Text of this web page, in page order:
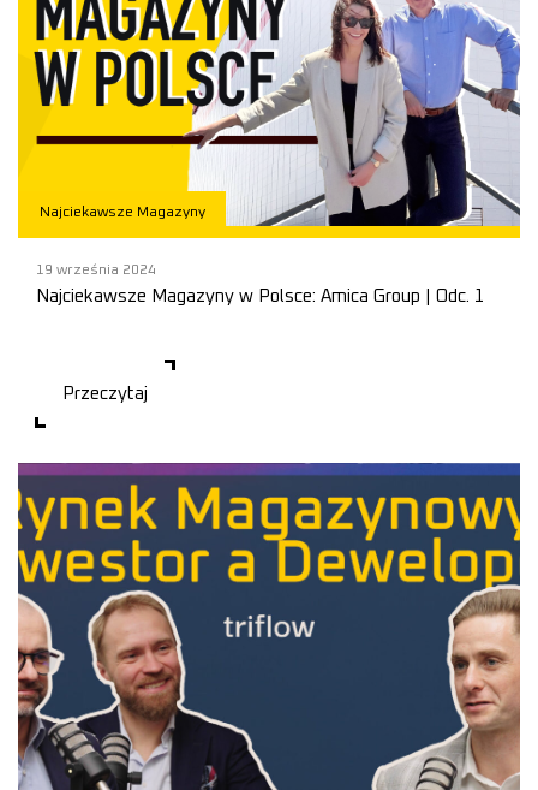
Najciekawsze Magazyny
19 września 2024
Najciekawsze Magazyny w Polsce: Amica Group | Odc. 1
działa ten nowoczesny magazyn
Przeczytaj